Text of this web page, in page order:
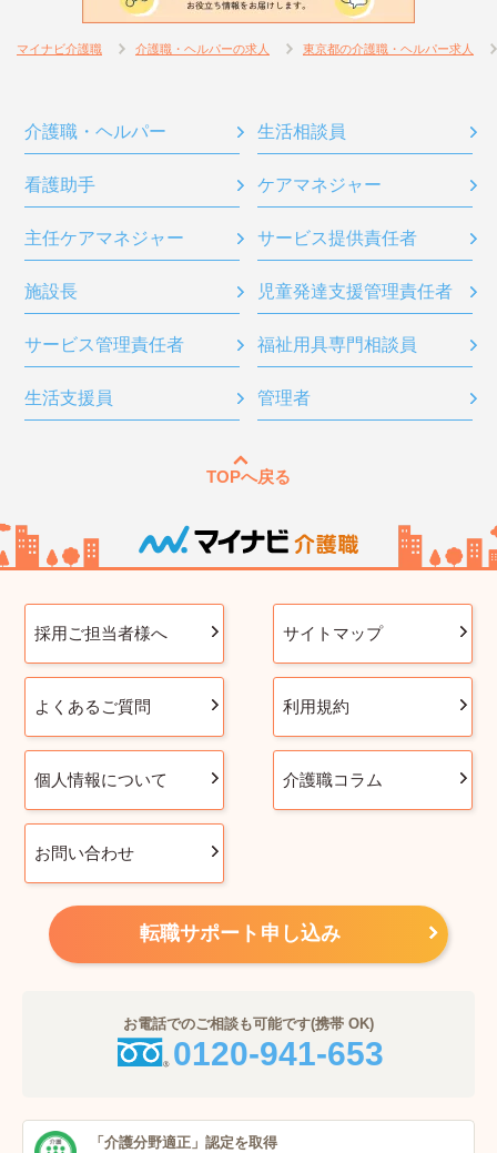
マイナビ介護職 介護職・ヘルパーの求人 東京都の介護職・ヘルパー求人
介護職・ヘルパー 生活相談員
看護助手 ケアマネジャー
主任ケアマネジャー サービス提供責任者
施設長 児童発達支援管理責任者
サービス管理責任者 福祉用具専門相談員
生活支援員 管理者
TOPへ戻る
採用ご担当者様へ サイトマップ
よくあるご質問 利用規約
個人情報について 介護職コラム
お問い合わせ
転職サポート申し込み
お電話でのご相談も可能です(携帯 OK)
0120-941-653
「介護分野適正」 認定を取得